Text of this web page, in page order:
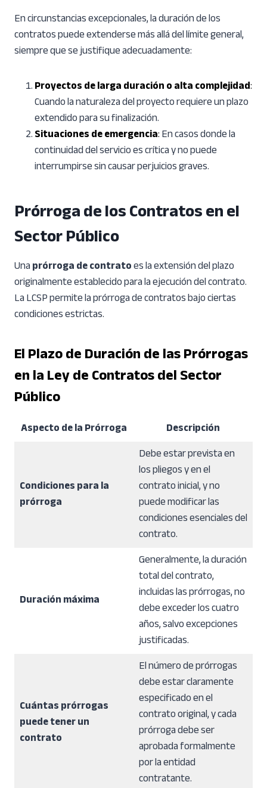
En circunstancias excepcionales, la duración de los
contratos puede extenderse más allá del límite general,
siempre que se justifique adecuadamente:
Proyectos de larga duración o alta complejidad:
Cuando la naturaleza del proyecto requiere un plazo
extendido para su finalización.
Situaciones de emergencia:En casos donde la
continuidad del servicio es crítica y no puede
interrumpirse sin causar perjuicios graves.
Prórroga de los Contratos en el
Sector Público
Unaprórroga de contratoes la extensión del plazo
originalmente establecido para la ejecución del contrato.
La LCSP permite la prórroga de contratos bajo ciertas
condiciones estrictas.
El Plazo de Duración de las Prórrogas
en la Ley de Contratos del Sector
Público
Aspecto de la Prórroga Descripción
Condiciones para la
prórroga
Debe estar prevista en
los pliegos y en el
contrato inicial, y no
puede modificar las
condiciones esenciales del
contrato.
Duración máxima
Generalmente, la duración
total del contrato,
incluidas las prórrogas, no
debe exceder los cuatro
años, salvo excepciones
justificadas.
Cuántas prórrogas
puede tener un
contrato
El número de prórrogas
debe estar claramente
especificado en el
contrato original, y cada
prórroga debe ser
aprobada formalmente
por la entidad
contratante.